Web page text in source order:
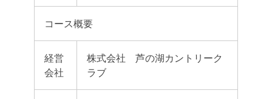
コース概要
経営
会社
株式会社 芦の湖カントリーク
ラブ